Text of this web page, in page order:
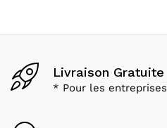
Livraison Gratuite
* Pour les entreprises